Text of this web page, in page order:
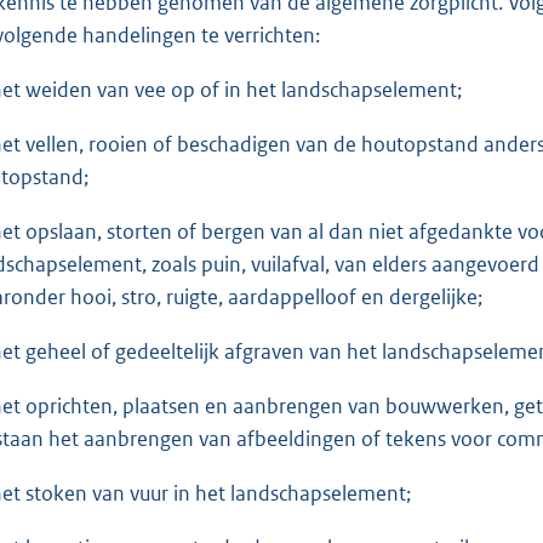
handelingen te verrichten:
weiden van vee op of in het landschapselement;
vellen, rooien of beschadigen van de houtopstand
opslaan, storten of bergen van al dan niet afgedankte
zoals puin, vuilafval, van elders
hooi, stro, ruigte, aardappelloof en dergelijke;
geheel of gedeeltelijk afgraven van het
oprichten, plaatsen en aanbrengen van bouwwerken,
het aanbrengen van afbeeldingen of tekens voor
stoken van vuur in het landschapselement;